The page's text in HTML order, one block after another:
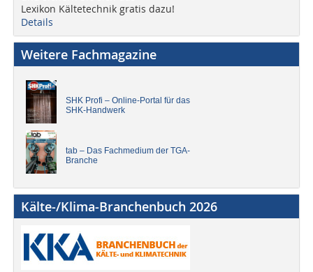
Lexikon Kältetechnik gratis dazu!
Details
Weitere Fachmagazine
SHK Profi – Online-Portal für das
SHK-Handwerk
tab – Das Fachmedium der TGA-
Branche
Kälte-/Klima-Branchenbuch 2026